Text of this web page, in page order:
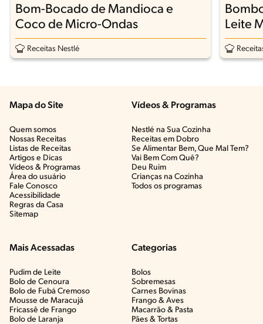
Bom-Bocado de Mandioca e
Coco de Micro-Ondas
Receitas Nestlé
Leite
Mapa do Site
Quem somos
Nossas Receitas
Listas de Receitas​
Artigos e Dicas​
Vídeos & Programas​
Área do usuário
Fale Conosco
Acessibilidade
Regras da Casa
Sitemap
Vídeos & Programas​
Nestlé na Sua Cozinha
Receitas em Dobro
Se Alimentar Bem, Que Mal Tem?​
Vai Bem Com Quê?​
Deu Ruim​
Crianças na Cozinha​
Todos os programas
Mais Acessadas
Pudim de Leite
Bolo de Cenoura
Bolo de Fubá Cremoso
Mousse de Maracujá
Fricassê de Frango
Bolo de Laranja
Categorias
Bolos
Sobremesas
Carnes Bovinas​
Frango & Aves​
Macarrão & Pasta​
Pães & Tortas​